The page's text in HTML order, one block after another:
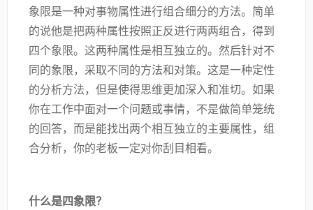
象限是一种对事物属性进行组合细分的方法。简单
的说他是把两种属性按照正反进行两两组合，得到
四个象限。这两种属性是相互独立的。然后针对不
同的象限，采取不同的方法和对策。这是一种定性
的分析方法，但是使得思维更加深入和准切。如果
你在工作中面对一个问题或事情，不是做简单笼统
的回答，而是能找出两个相互独立的主要属性，组
合分析，你的老板一定对你刮目相看。
什么是四象限？